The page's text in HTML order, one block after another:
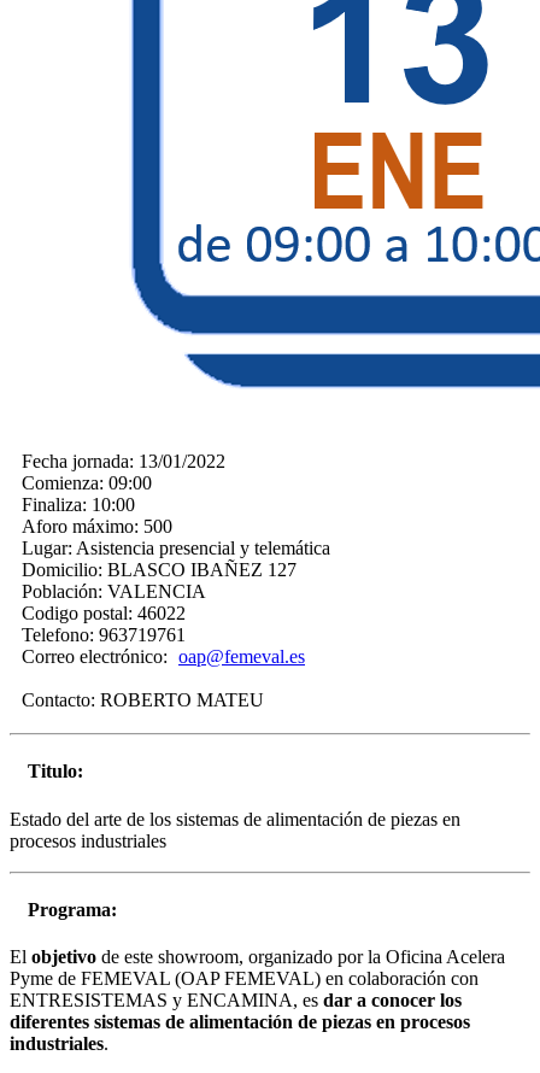
Fecha jornada: 13/01/2022
Comienza: 09:00
Finaliza: 10:00
Aforo máximo: 500
Lugar: Asistencia presencial y telemática
Domicilio: BLASCO IBAÑEZ 127
Población: VALENCIA
Codigo postal: 46022
Telefono: 963719761
Correo electrónico: oap@femeval.es
Contacto: ROBERTO MATEU
Titulo:
Estado del arte de los sistemas de alimentación de piezas en
procesos industriales
Programa:
El objetivo de este showroom, organizado por la Oficina Acelera
Pyme de FEMEVAL (OAP FEMEVAL) en colaboración con
ENTRESISTEMAS y ENCAMINA, es dar a conocer los
diferentes sistemas de alimentación de piezas en procesos
industriales.